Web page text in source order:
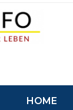
HOME